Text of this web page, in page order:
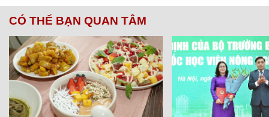
CÓ THỂ BẠN QUAN TÂM